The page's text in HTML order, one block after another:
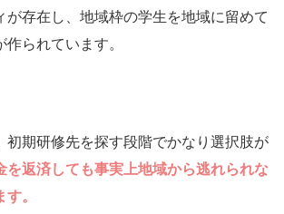
が存在し、地域枠の学生を地域に留めて
られています。
初期研修先を探す段階でかなり選択肢が
を返済しても事実上地域から逃れられな
。